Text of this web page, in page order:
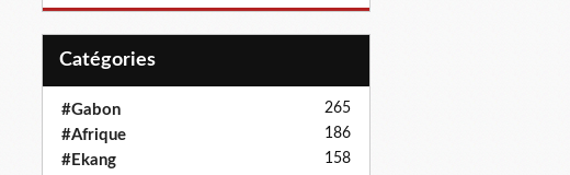
Catégories
#Gabon 265
#Afrique 186
#Ekang 158